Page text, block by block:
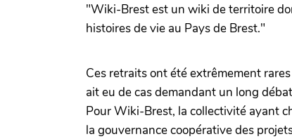
"Wiki-Brest est un wiki de territoire
histoires de vie au Pays de Brest."
Ces retraits ont été extrêmement
ait eu de cas demandant un long
Pour Wiki-Brest, la collectivité ayant
la gouvernance coopérative des